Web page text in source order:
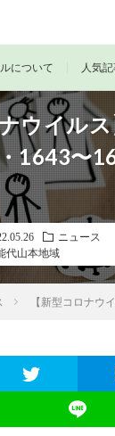
について 人気
ウイル
1643〜
ニュース
代山本地域
【新型コロナウ